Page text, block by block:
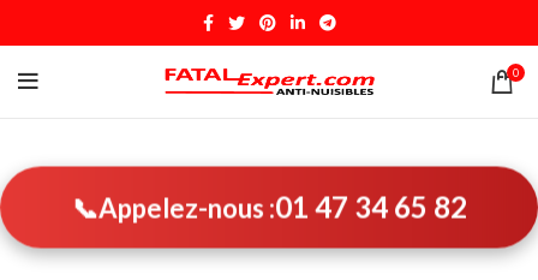
0
📞 Appelez-nous :01 47 34 65 82